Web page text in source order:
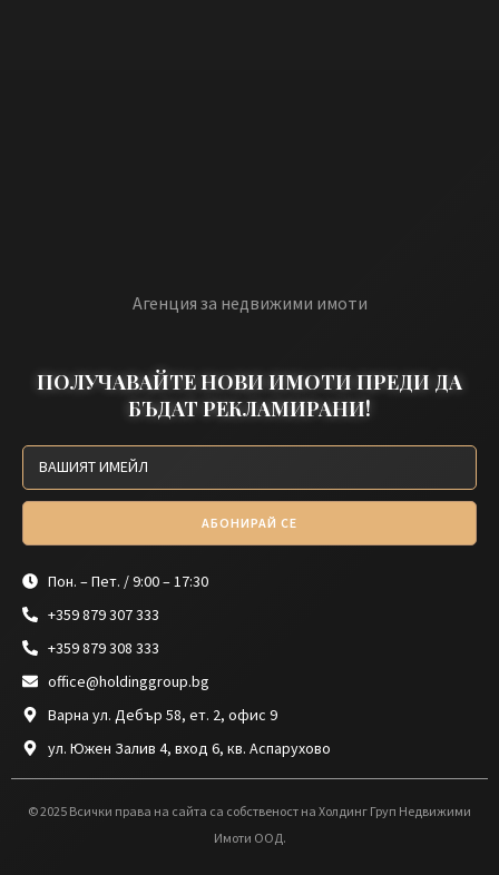
Агенция за недвижими имоти
ПОЛУЧАВАЙТЕ НОВИ ИМОТИ ПРЕДИ ДА
БЪДАТ РЕКЛАМИРАНИ!
АБОНИРАЙ СЕ
Пон. – Пет. / 9:00 – 17:30
+359 879 307 333
+359 879 308 333
office@holdinggroup.bg
Варна ул. Дебър 58, ет. 2, офис 9
ул. Южен Залив 4, вход 6, кв. Аспарухово
© 2025 Всички права на сайта са собственост на Холдинг Груп Недвижими
Имоти ООД.